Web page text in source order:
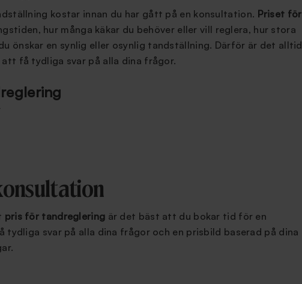
kostar innan du har gått på en konsultation. Priset för
hur många käkar du behöver eller vill reglera, hur stora
önskar en synlig eller osynlig tandställning. Därför är det alltid
få tydliga svar på alla dina frågor.
pris för tandreglering är det bäst att du bokar tid för en
svar på alla dina frågor och en prisbild baserad på dina